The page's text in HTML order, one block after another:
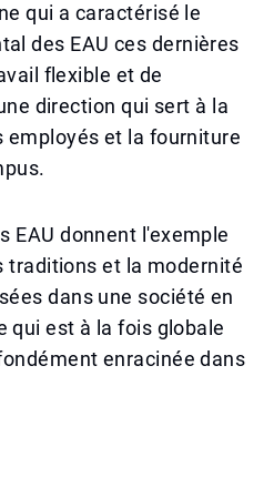
qui a caractérisé le
des EAU ces dernières
flexible et de
direction qui sert à la
employés et la fourniture
EAU donnent l'exemple
traditions et la modernité
dans une société en
qui est à la fois globale
enracinée dans